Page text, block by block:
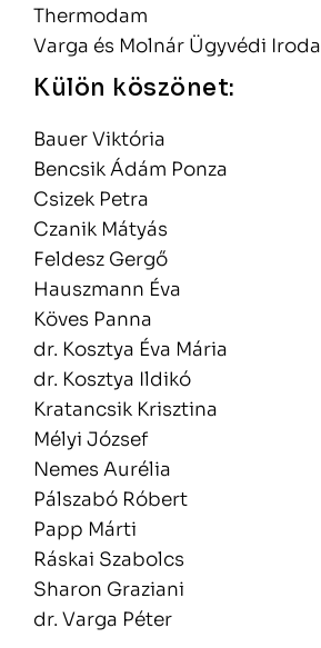
Thermodam
Varga és Molnár Ügyvédi Iroda
Külön köszönet:
Bauer Viktória
Bencsik Ádám Ponza
Csizek Petra
Czanik Mátyás
Feldesz Gergő
Hauszmann Éva
Köves Panna
dr. Kosztya Éva Mária
dr. Kosztya Ildikó
Kratancsik Krisztina
Mélyi József
Nemes Aurélia
Pálszabó Róbert
Papp Márti
Ráskai Szabolcs
Sharon Graziani
dr. Varga Péter